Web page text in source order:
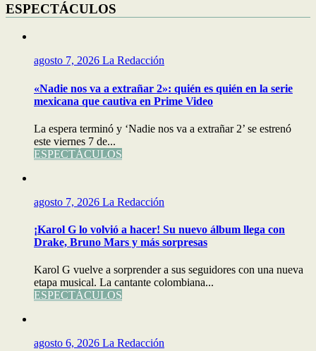
ESPECTÁCULOS
agosto 7, 2026 La Redacción
«Nadie nos va a extrañar 2»: quién es quién en la serie
mexicana que cautiva en Prime Video
La espera terminó y ‘Nadie nos va a extrañar 2’ se estrenó
este viernes 7 de...
ESPECTÁCULOS
agosto 7, 2026 La Redacción
¡Karol G lo volvió a hacer! Su nuevo álbum llega con
Drake, Bruno Mars y más sorpresas
Karol G vuelve a sorprender a sus seguidores con una nueva
etapa musical. La cantante colombiana...
ESPECTÁCULOS
agosto 6, 2026 La Redacción